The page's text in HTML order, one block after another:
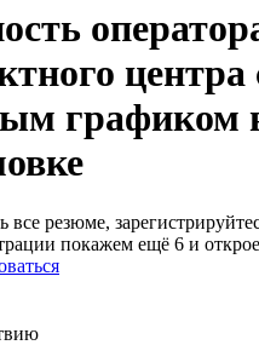
центра
графиком
все резюме,
покажем ещё 6 и